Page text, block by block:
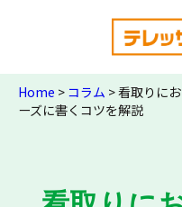
Home > コラム >看取りに
ーズに書くコツを解説